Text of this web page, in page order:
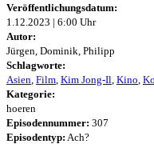
Veröffentlichungsdatum:
1.12.2023 | 6:00 Uhr
Autor:
Jürgen, Dominik, Philipp
Schlagworte:
Asien Film Kim Jong-Il Kino
Kategorie:
hoeren
Episodennummer: 307
Episodentyp: Ach?